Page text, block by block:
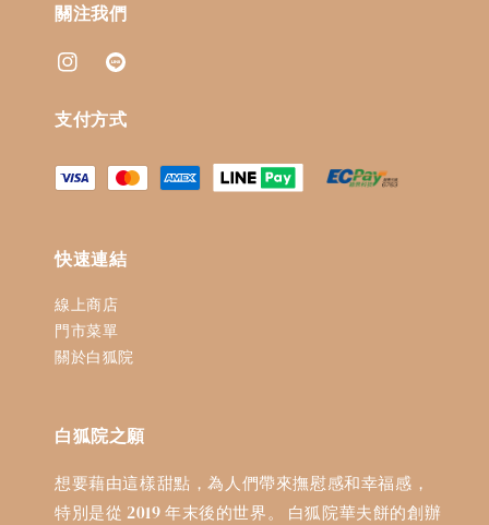
關注我們
支付方式
快速連結
線上商店
門市菜單
關於白狐院
白狐院之願
想要藉由這樣甜點，為人們帶來撫慰感和幸福感，
特別是從 2019 年末後的世界。 白狐院華夫餅的創辦